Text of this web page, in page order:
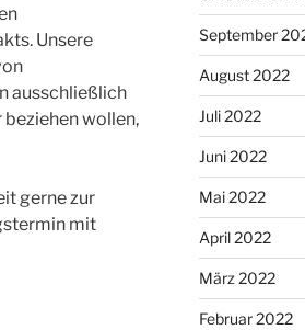
Unsere
ausschließlich
wollen,
gerne zur
mit
September
August 2022
Juli 2022
Juni 2022
Mai 2022
April 2022
März 2022
Februar 2022